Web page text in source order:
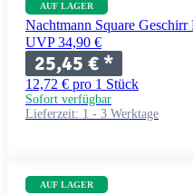
AUF LAGER
Nachtmann Square Geschirr
UVP 34,90 €
25,45 € *
12,72 € pro 1 Stück
Sofort verfügbar
Lieferzeit: 1 - 3 Werktage
AUF LAGER